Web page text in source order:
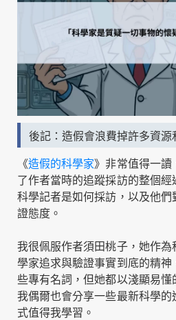
後記：造假會浪費掉許多資源
《造假的科學家》非常值得一讀
了作者當時的追蹤採訪的整個經
科學記者是如何採訪，以及他們
證態度。
我很佩服作者須田桃子，她作為
學家追求與驗證事實到底的精神
些專有名詞，但她都以淺顯易懂
我偶爾也會分享一些最新科學的
式值得我學習。